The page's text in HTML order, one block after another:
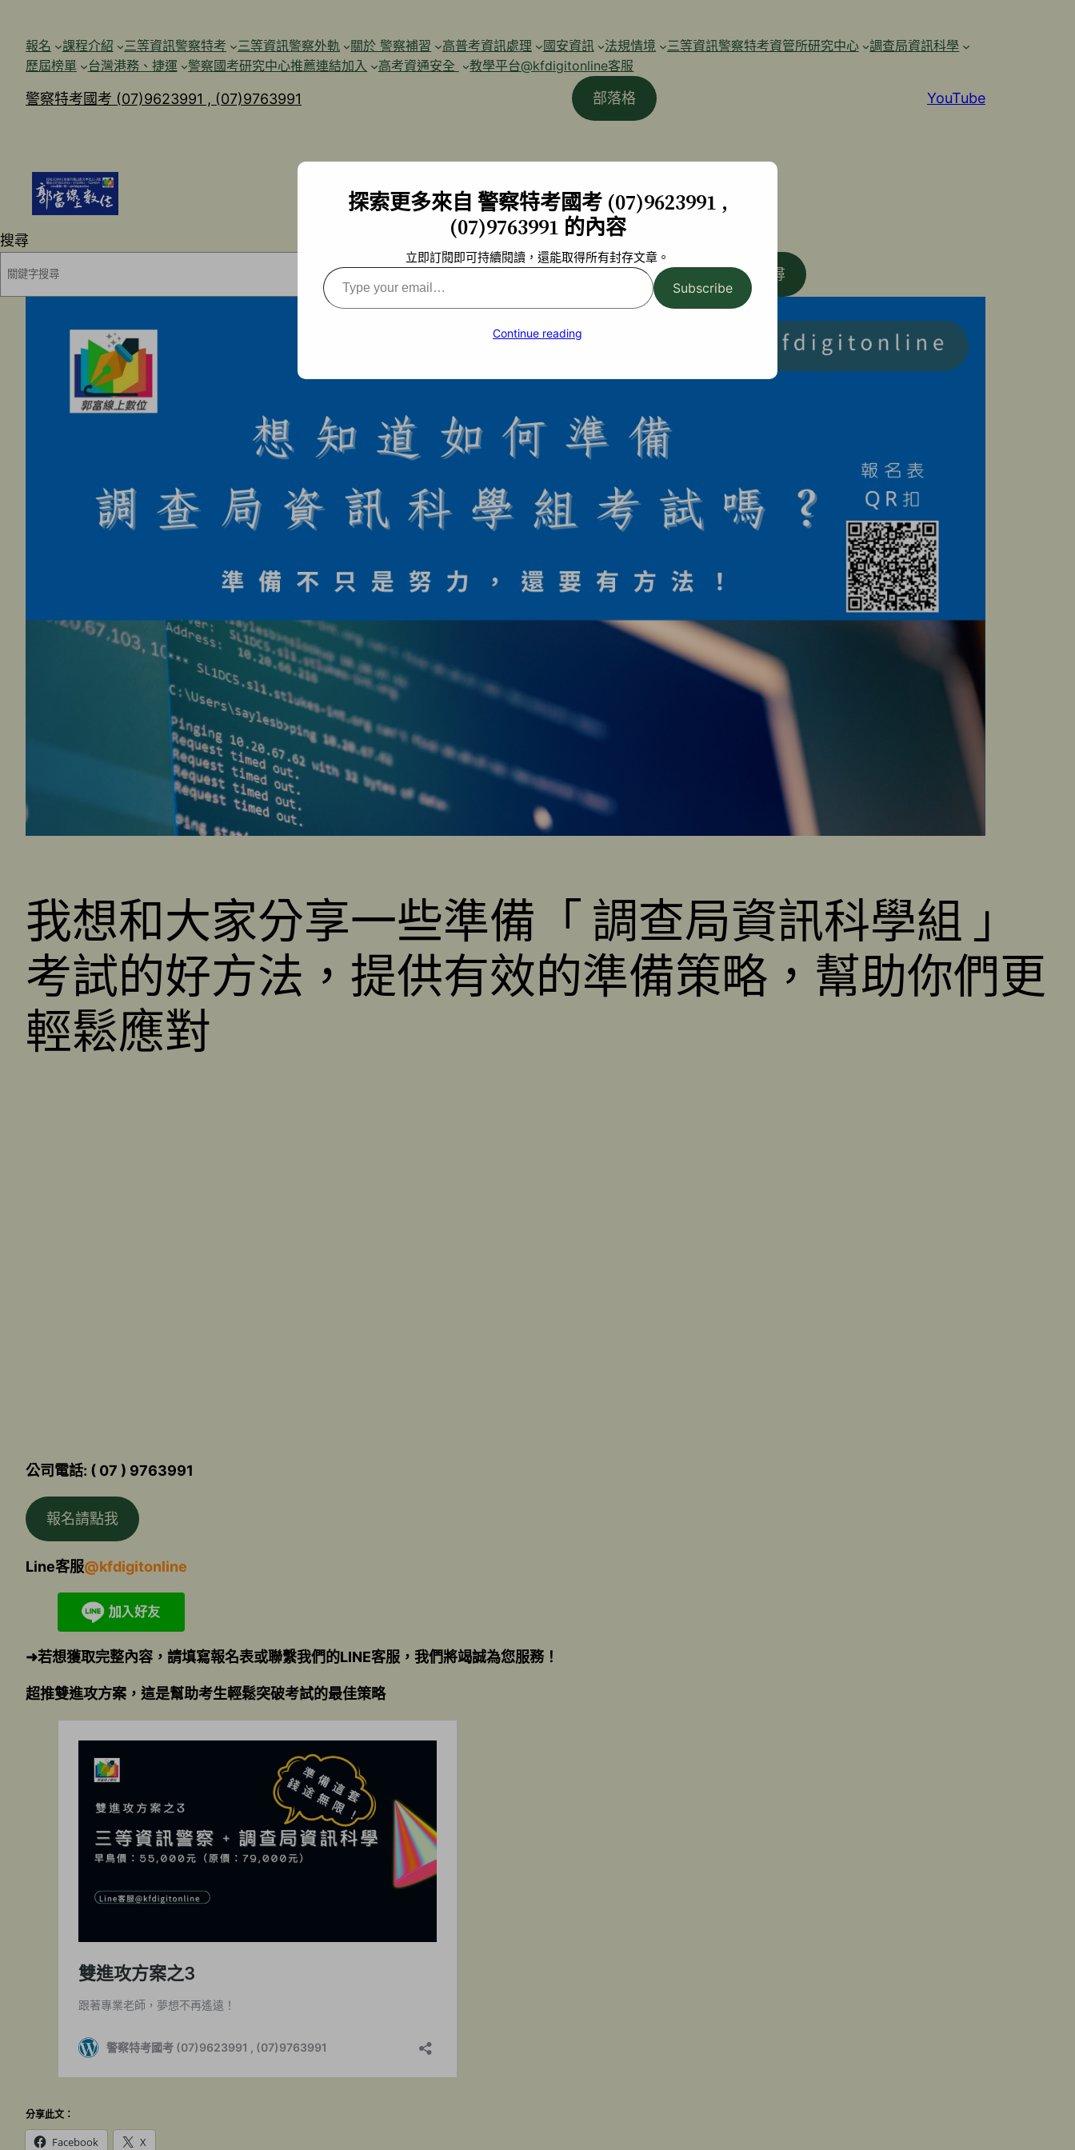
報名 課程介紹 三等資訊警察特考 三等資訊警察外軌 關於 警察補習 高普考資訊處理 國安資訊 法規情境 三等資訊警察特考資管所研究中心
調查局資訊科學
歷屆榜單
台灣港務、捷運 警察國考研究中心推薦連結加入 高考資通安全 教學平台@kfdigitonline客服
警察特考國考 (07)9623991 , (07)9763991 部落格 YouTube
搜尋
搜尋
我想和大家分享一些準備「 調查局資訊科學組 」
考試的好方法，提供有效的準備策略，幫助你們更
輕鬆應對
公司電話: ( 07 ) 9763991
報名請點我
Line客服@kfdigitonline
➜若想獲取完整內容，請填寫報名表或聯繫我們的LINE客服，我們將竭誠為您服務！
超推雙進攻方案，這是幫助考生輕鬆突破考試的最佳策略
分享此文：
Facebook X
探索更多來自 警察特考國考 (07)9623991 ,
(07)9763991 的內容
立即訂閱即可持續閱讀，還能取得所有封存文章。
Type
your
Subscribe
Continue reading